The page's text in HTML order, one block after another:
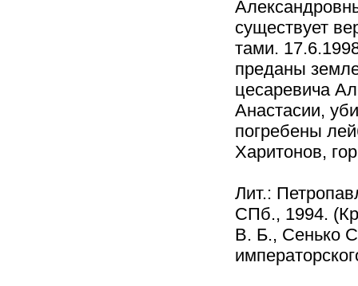
существует
тами.
преданы
цесаревича
Анастасии,
погребены
Харитонов,
Лит.:
СПб., 1994.
В. Б., Сенько